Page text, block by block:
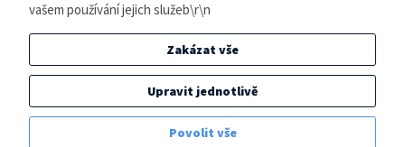
© E-klimatizace.cz, všechna práva vyhrazena.
Internetový obchodvytvořilo studioBlueGhost.
Elektronická evidence tržeb je zde prováděna v BĚŽNÉM REŽIMU. Podle zákona o
evidenci tržeb je prodejce povinen vystavit kupujícímu účtenku. Zároveň je povinen
zaevidovat přijatou tržbu u správce daně online, v případě technického výpadku pak
nejpozději do 48 hodin.
vašem používání jejich služeb\r\n
Zakázat vše
Upravit jednotlivě
Povolit vše